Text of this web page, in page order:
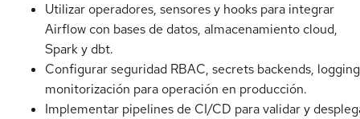
Utilizar operadores, sensores y hooks para integrar
Airflow con bases de datos, almacenamiento cloud,
Spark y dbt.
Configurar seguridad RBAC, secrets backends,
monitorización para operación en producción.
Implementar pipelines de CI/CD para validar y